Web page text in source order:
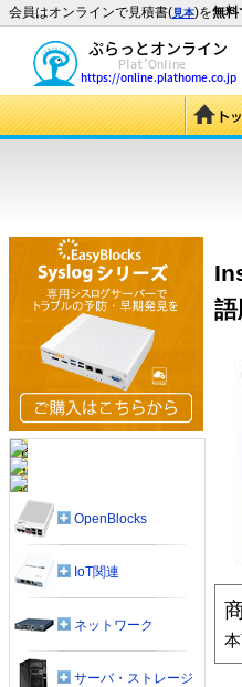
会員はオンラインで見積書(見本)を無料
OpenBlocks
IoT関連
ネットワーク
サーバ・ストレージ